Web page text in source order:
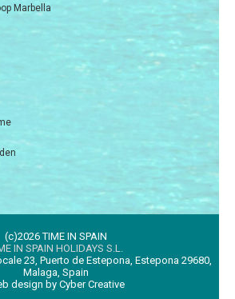
Marbella
(c)2026 TIME IN SPAIN
IN SPAIN HOLIDAYS S.L.
23, Puerto de Estepona, Estepona 29680,
Malaga, Spain
design by Cyber Creative